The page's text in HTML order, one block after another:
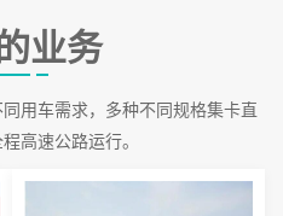
业务
用车需求，多种不同规格集卡直
高速公路运行。